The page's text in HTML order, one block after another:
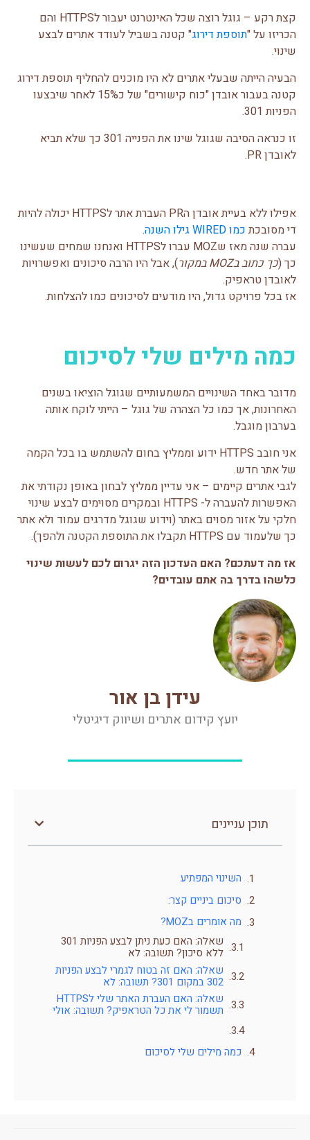
קצת רקע – גוגל רוצה שכל האינטרנט יעבור לHTTPS והם
הכריזו על "תוספת דירוג" קטנה בשביל לעודד אתרים לבצע
שינוי.
הבעיה הייתה שבעלי אתרים לא היו מוכנים להחליף תוספת דירוג
קטנה בעבור אובדן "כוח קישורים" של כ15% לאחר שיבצעו
הפניות 301.
זו כנראה הסיבה שגוגל שינו את הפנייה 301 כך שלא תביא
לאובדן PR.
אפילו ללא בעיית אובדן הPR העברת אתר לHTTPS יכולה להיות
די מסובכתכמו WIRED גילו השנה
.
עברה שנה מאז שMOZ עברו לHTTPS ואנחנו שמחים שעשינו
כך (כך כתוב בMOZ במקור
), אבל היו הרבה סיכונים ואפשרויות
לאובדן טראפיק.
אז בכל פרויקט גדול, היו מודעים לסיכונים כמו להצלחות.
כמה מילים שלי לסיכום
מדובר באחד השינויים המשמעותיים שגוגל הוציאו בשנים
האחרונות, אך כמו כל הצהרה של גוגל – הייתי לוקח אותה
בערבון מוגבל.
אני חובב HTTPS ידוע וממליץ בחום להשתמש בו בכל הקמה
של אתר חדש.
לגבי אתרים קיימים – אני עדיין ממליץ לבחון באופן נקודתי את
האפשרות להעברה ל- HTTPS ובמקרים מסוימים לבצע שינוי
חלקי על אזור מסוים באתר (וידוע שגוגל מדרגים עמוד ולא אתר
כך שלעמוד עם HTTPS תקבלו את התוספת הקטנה ולהפך).
אז מה דעתכם? האם העדכון הזה יגרום לכם לעשות שינוי
כלשהו בדרך בה אתם עובדים?
עידן בן אור
יועץ קידום אתרים ושיווק דיגיטלי
תוכן עניינים
השינוי המפתיע
סיכום ביניים קצר:
מה אומרים בMOZ?
שאלה: האם כעת ניתן לבצע הפניות 301
ללא סיכון? תשובה: לא
שאלה: האם זה בטוח לגמרי לבצע הפניות
302 במקום 301? תשובה: לא
שאלה: האם העברת האתר שלי לHTTPS
תשמור לי את כל הטראפיק? תשובה: אולי
כמה מילים שלי לסיכום